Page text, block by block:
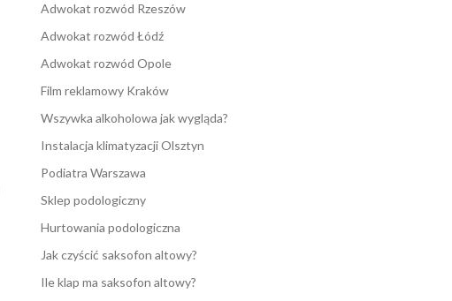
Adwokat rozwód Rzeszów
Adwokat rozwód Łódź
Adwokat rozwód Opole
Film reklamowy Kraków
Wszywka alkoholowa jak wygląda?
Instalacja klimatyzacji Olsztyn
Podiatra Warszawa
Sklep podologiczny
Hurtowania podologiczna
Jak czyścić saksofon altowy?
Ile klap ma saksofon altowy?